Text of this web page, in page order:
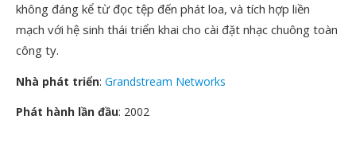
không đáng kể từ đọc tệp đến phát loa, và tích hợp liền
mạch với hệ sinh thái triển khai cho cài đặt nhạc chuông toàn
công ty.
Nhà phát triển: Grandstream Networks
Phát hành lần đầu: 2002